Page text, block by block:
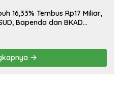
16,33% Tembus Rp17 Miliar,
Bapenda dan BKAD